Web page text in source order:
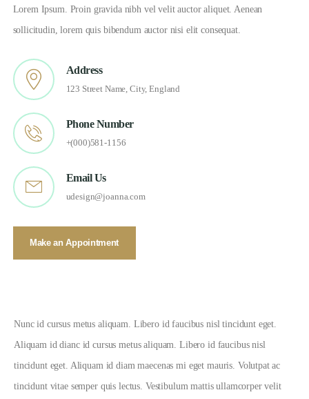
Lorem Ipsum. Proin gravida nibh vel velit auctor aliquet. Aenean
sollicitudin, lorem quis bibendum auctor nisi elit consequat.
Address
123 Street Name, City, England
Phone Number
+(000)581-1156
Email Us
udesign@joanna.com
Make an Appointment
Nunc id cursus metus aliquam. Libero id faucibus nisl tincidunt eget.
Aliquam id dianc id cursus metus aliquam. Libero id faucibus nisl
tincidunt eget. Aliquam id diam maecenas mi eget mauris. Volutpat ac
tincidunt vitae semper quis lectus. Vestibulum mattis ullamcorper velit